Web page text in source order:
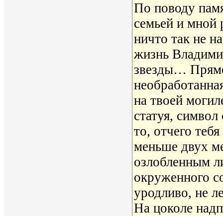
По поводу
семьей и мной
ничто так не
жизнь
звезды…
на твоей
статуя, символ
то, отчего
меньше двух
озлобленным
окруженного
уродливо, не
На цоколе